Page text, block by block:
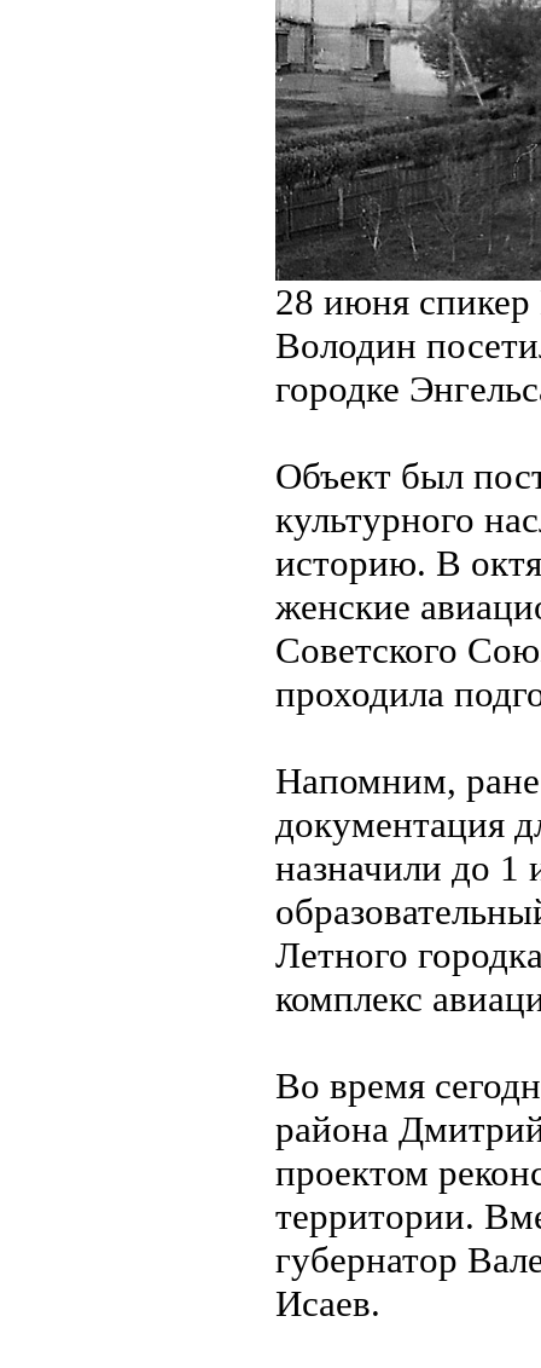
28 июня
Володин
городке
Объект был
культурного
историю. В
женские
Советского
проходила
Напомним,
документация
назначили до 1
Летного
комплекс
Во время
района
проектом
территории.
губернатор
Исаев.